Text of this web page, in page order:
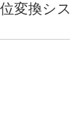
変換シス